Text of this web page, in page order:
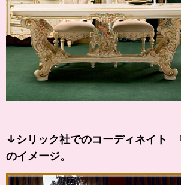
↓シリック社でのコーディネイト
のイメージ。